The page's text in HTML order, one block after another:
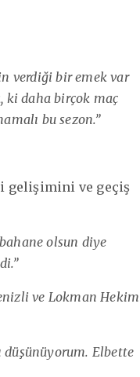
verdiği bir emek var
ki daha birçok maç
bu sezon.”
gelişimini ve geçiş
olsun diye
ve Lokman Hekim
düşünüyorum. Elbette